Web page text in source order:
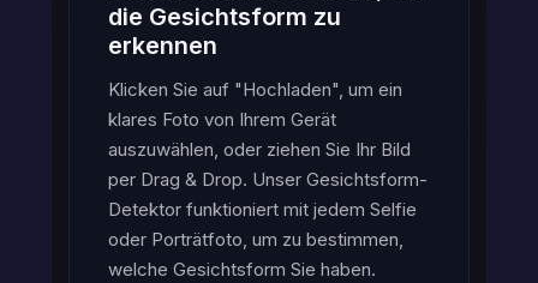
die Gesichtsform zu
erkennen
Klicken Sie auf "Hochladen", um ein
klares Foto von Ihrem Gerät
auszuwählen, oder ziehen Sie Ihr Bild
per Drag & Drop. Unser Gesichtsform-
Detektor funktioniert mit jedem Selfie
oder Porträtfoto, um zu bestimmen,
welche Gesichtsform Sie haben.